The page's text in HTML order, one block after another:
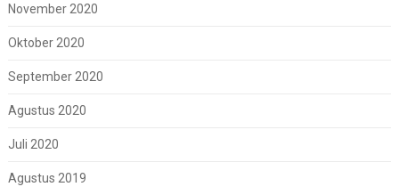
November 2020
Oktober 2020
September 2020
Agustus 2020
Juli 2020
Agustus 2019